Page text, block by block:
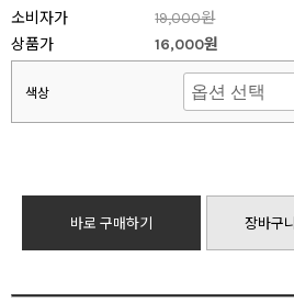
소비자가
19,000원
상품가
16,000원
색상
바로 구매하기 장바구니